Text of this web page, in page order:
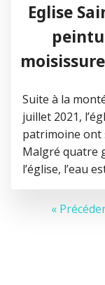
Eglise
Suite à la
juillet 2021,
patrimoine ont
Malgré quatre
l’église, l’eau
«